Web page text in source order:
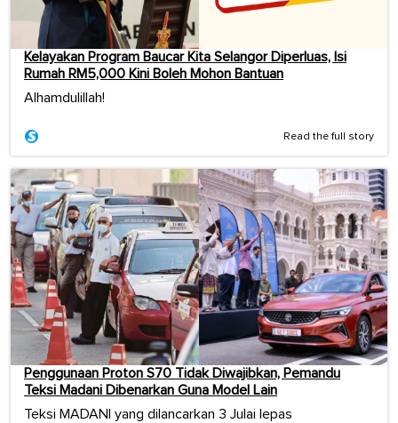
Kelayakan Program Baucar Kita Selangor Diperluas, Isi
Rumah RM5,000 Kini Boleh Mohon Bantuan
Alhamdulillah!
Read the full story
Penggunaan Proton S70 Tidak Diwajibkan, Pemandu
Teksi Madani Dibenarkan Guna Model Lain
Teksi MADANI yang dilancarkan 3 Julai lepas